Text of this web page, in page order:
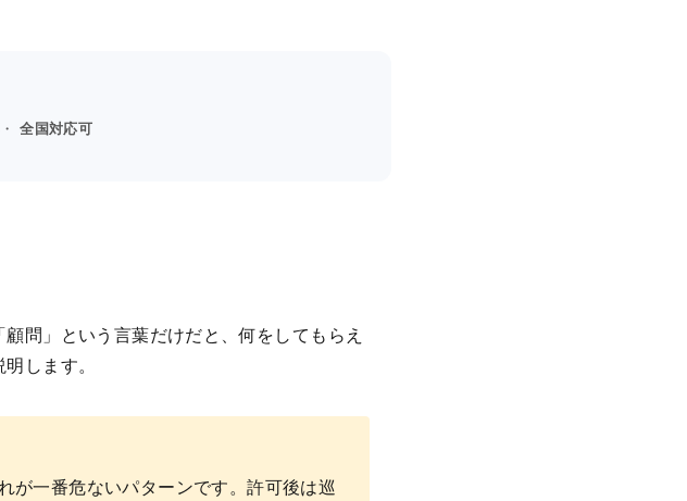
・全国対応可
問」という言葉だけだと、何をしてもらえ
します。
が一番危ないパターンです。許可後は巡